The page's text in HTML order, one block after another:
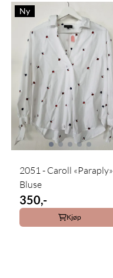
Ny
2051 - Caroll «Paraply»
Bluse
350,-
Kjøp